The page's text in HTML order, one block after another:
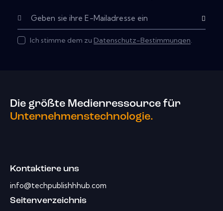
Ich stimme dem zu Datenschutz-Bestimmungen.
Die größte Medienressource für
Unternehmenstechnologie.
Kontaktiere uns
info@techpublishhhub.com
Seitenverzeichnis